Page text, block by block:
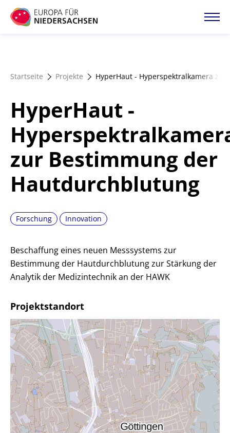
Direkt
zum
Förderangebote
Magazin
Startseite Projekte HyperHaut - Hyperspektralkamera
HyperHaut -
zur Bestimmung der
Hautdurchblutung
Forschung Innovation
Beschaffung eines neuen Messsystems zur
Bestimmung der Hautdurchblutung zur Stärkung der
Analytik der Medizintechnik an der HAWK
Projektstandort